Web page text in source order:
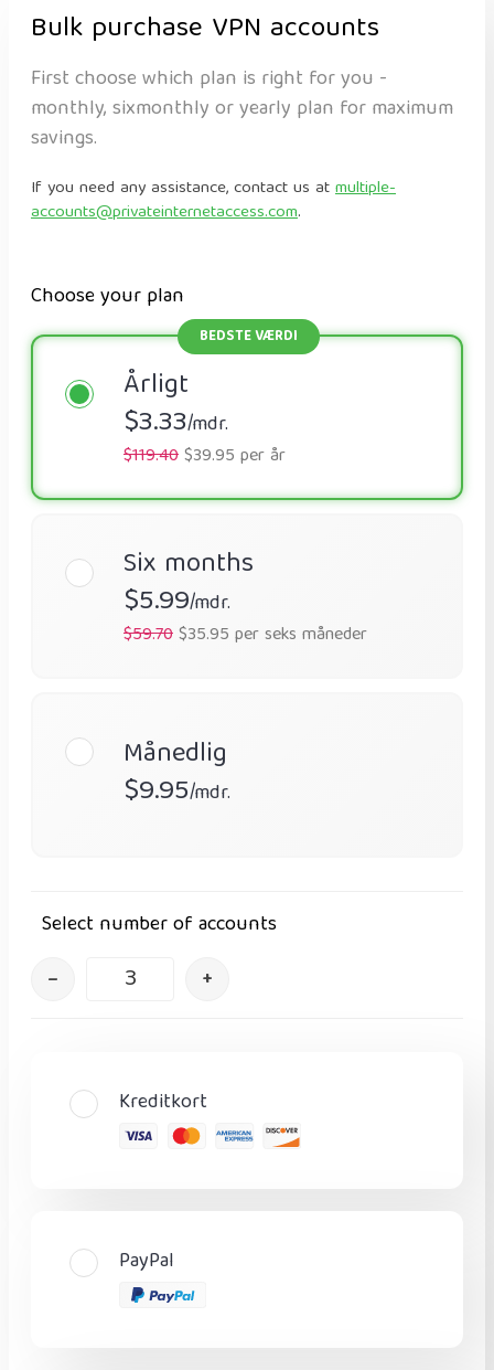
Bulk purchase VPN accounts
First choose which plan is right for you -
monthly, sixmonthly or yearly plan for maximum
savings.
If you need any assistance, contact us atmultiple-
accounts@privateinternetaccess.com.
Choose your plan
Årligt
$3.33/mdr.
$119.40$39.95 per år
Six months
$5.99/mdr.
$59.70$35.95 per seks måneder
Månedlig
$9.95/mdr.
Select number of accounts
– +
Kreditkort
PayPal